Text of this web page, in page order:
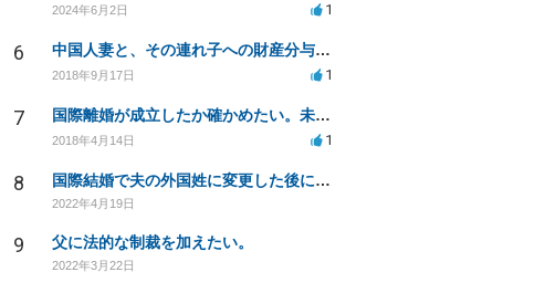
2024年6月2日 1
6 中国人妻と、その連れ子への財産分与について
2018年9月17日 1
7 国際離婚が成立したか確かめたい。未成立の場合、日本で再婚したら重婚ですか？
2018年4月14日 1
8 国際結婚で夫の外国姓に変更した後に旧姓に戻すことはできますか？
2022年4月19日
9 父に法的な制裁を加えたい。
2022年3月22日